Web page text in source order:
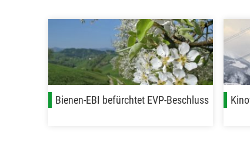
Bienen-EBI befürchtet EVP-Beschluss